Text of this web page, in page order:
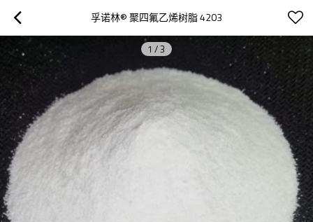
孚诺林® 聚四氟乙烯树脂 4203
1 /3